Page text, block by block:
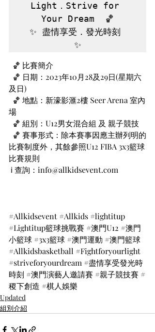
Light．Strive for
Your Dream  🏀
✨
  🏀 比賽簡介
及日)
場
  🏀 組別：U12男女混合組 及 親子競技
比賽制度外，其餘參照U12 FIBA 3x3籃球
比賽規則
ℹ️ 查詢：info@allkidsevent.com
#Allkidsevent #Allkids #lightitup
#Lightitup籃球挑戰賽 #澳門U12 #澳門
小籃球 #3x3籃球 #澳門運動 #澳門籃球
#Allkidsbasketball #Fightforyourlight
#striveforyourdream #盡情享受發光時
時刻 #澳門演藝人邀請賽 #親子競技賽 #
稷下創造 #棋人娛樂
Updated
組別介紹